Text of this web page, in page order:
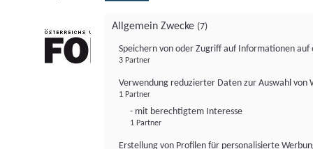
Allgemein Zwecke (7)
Speichern von oder Zugriff auf Informationen auf
3 Partner
Verwendung reduzierter Daten zur Auswahl von
1 Partner
- mit berechtigtem Interesse
1 Partner
Erstellung von Profilen für personalisierte
FONDS professionell